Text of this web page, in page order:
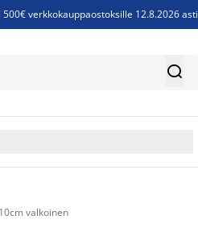
500€ verkkokauppaostoksille 12.8.2026 asti
- Säästä jopa 60% 
valkoinen